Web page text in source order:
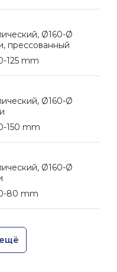
Ø160-Ø
прессованный
125 mm
Ø160-Ø
150 mm
Ø160-Ø
80 mm
ещё